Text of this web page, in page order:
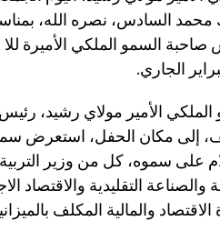
والدورة الـ28 لكأس صاحبة السمو الملكي
الأمير مولاي رشيد، رئيس
إلى مكان الحفل، استعرض
على سموه، كل من وزير التربية
التقليدية والاقتصاد
والمالية المكلف